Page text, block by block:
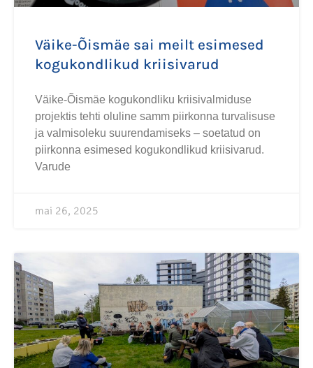
Väike-Õismäe sai meilt esimesed
kogukondlikud kriisivarud
Väike-Õismäe kogukondliku kriisivalmiduse
projektis tehti oluline samm piirkonna turvalisuse
ja valmisoleku suurendamiseks – soetatud on
piirkonna esimesed kogukondlikud kriisivarud.
Varude
mai 26, 2025